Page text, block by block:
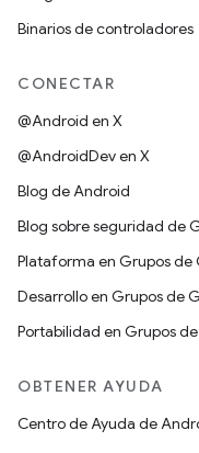
Binarios de controladores
CONECTAR
@Android en X
@AndroidDev en X
Blog de Android
Blog sobre seguridad de
Plataforma en Grupos de
Desarrollo en Grupos de
Portabilidad en Grupos
OBTENER AYUDA
Centro de Ayuda de